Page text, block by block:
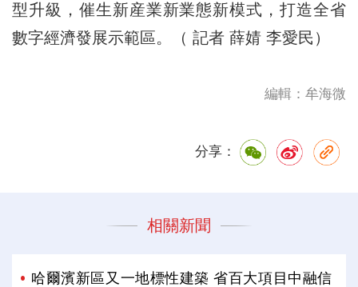
型升級，催生新産業新業態新模式，打造全省
數字經濟發展示範區。（ 記者 薛婧 李愛民）
編輯：牟海微
分享：
相關新聞
哈爾濱新區又一地標性建築 省百大項目中融信